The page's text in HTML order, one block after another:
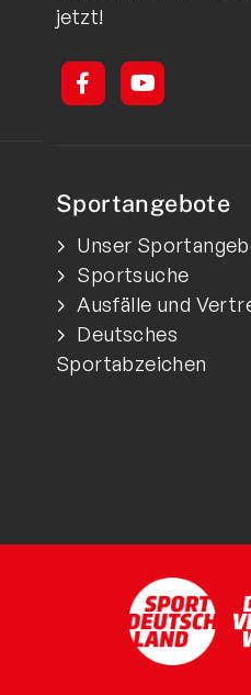
jetzt!
Sportangebote
Unser
Sportsuche
Ausfälle und
Deutsches
Sportabzeichen